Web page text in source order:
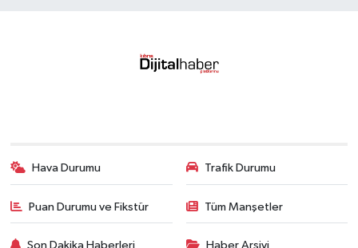
Hava Durumu Trafik Durumu
Puan Durumu ve Fikstür Tüm Manşetler
Son Dakika Haberleri Haber Arşivi